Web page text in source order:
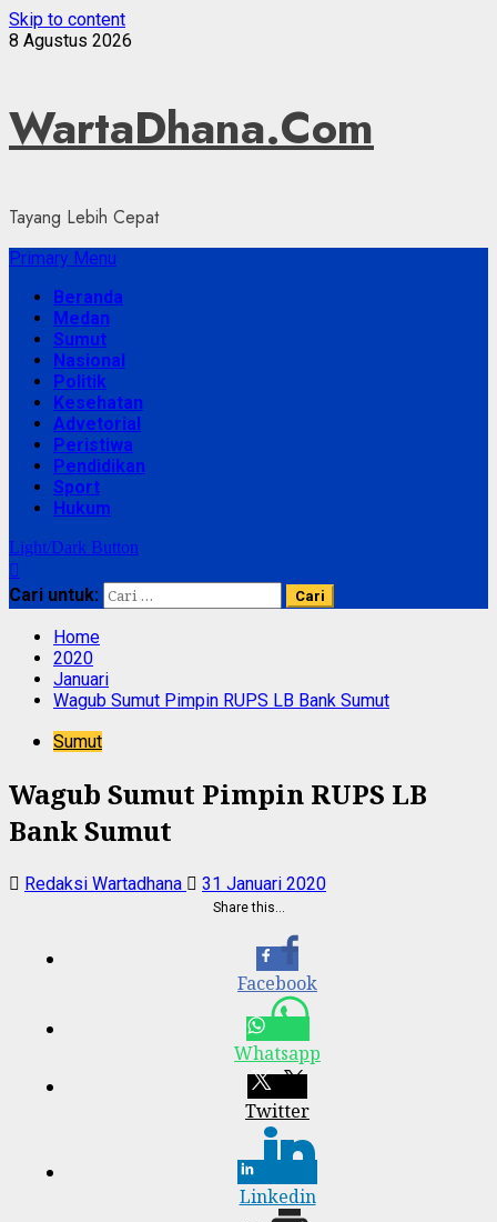
Skip to content
8 Agustus 2026
WartaDhana.Com
Tayang Lebih Cepat
Primary Menu
Beranda
Medan
Sumut
Nasional
Politik
Kesehatan
Advetorial
Peristiwa
Pendidikan
Sport
Hukum
Light/Dark Button
Cari untuk:
Home
2020
Januari
Wagub Sumut Pimpin RUPS LB Bank Sumut
Sumut
Wagub Sumut Pimpin RUPS LB
Bank Sumut
Redaksi Wartadhana 31 Januari 2020
Share this…
Facebook
Whatsapp
Twitter
Linkedin